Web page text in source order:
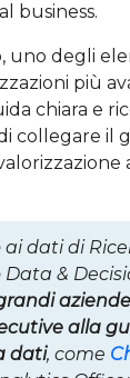
business.
uno degli
più
chiara e
collegare il
ai dati di
Data &
alla
dati, come